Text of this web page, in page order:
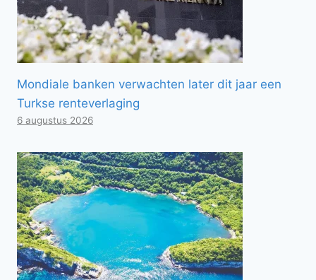
Mondiale banken verwachten later dit jaar een
Turkse renteverlaging
6 augustus 2026